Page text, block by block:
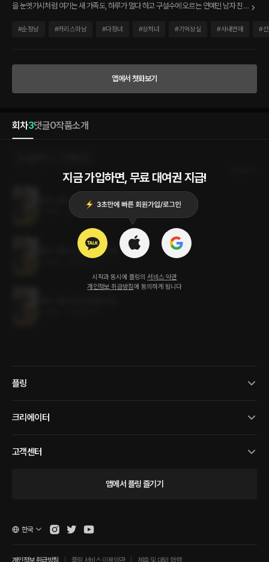
을 눈엣가시처럼 여기는 새 가족도, 하루가 멀다 하고 구설수에 오르는 연예인 남자 친구
남자. RB네트웍스에 새로 취임하였다는 사장, 김도빈. 그는 모종의 이유로 이진에게 계
야 해요.” 기분 좋은 따뜻한 숨결이 콧등을 핥듯이 간질였다. “키스할 겁니다. 나를 사랑
#순정남 #카리스마남 #다정녀 #상처녀 #기억상실 #사내연애 #
앱에서 첫화보기
회차3댓글0작품소개
지금 가입하면, 무료 대여권 지급!
시작과 동시에 플링의 서비스 약관
개인정보 취급방침에 동의하게 됩니다
썸머 스톰 (19금 개정판) 3권 (완결)
2023.07.17
썸머 스톰 (19금 개정판) 2권
플링
크리에이터
고객센터
앱에서 플링 즐기기
개인정보 취급방침 플링 서비스 이용약관 제휴 및 대외 협력
한국